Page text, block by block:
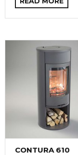
CONTURA 610